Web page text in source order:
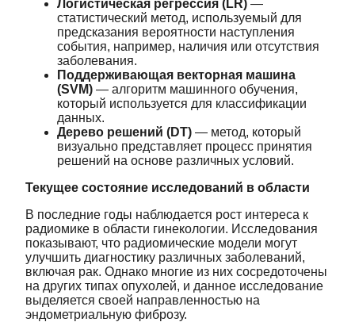
Логистическая регрессия (LR) —
статистический метод, используемый для
предсказания вероятности наступления
события, например, наличия или отсутствия
заболевания.
Поддерживающая векторная машина
(SVM) — алгоритм машинного обучения,
который используется для классификации
данных.
Дерево решений (DT) — метод, который
визуально представляет процесс принятия
решений на основе различных условий.
Текущее состояние исследований в области
В последние годы наблюдается рост интереса к
радиомике в области гинекологии. Исследования
показывают, что радиомические модели могут
улучшить диагностику различных заболеваний,
включая рак. Однако многие из них сосредоточены
на других типах опухолей, и данное исследование
выделяется своей направленностью на
эндометриальную фиброзу.